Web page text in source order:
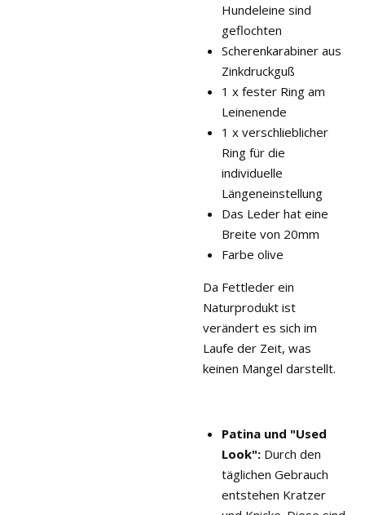
Hundeleine sind
geflochten
Scherenkarabiner aus
Zinkdruckguß
1 x fester Ring am
Leinenende
1 x verschlieblicher
Ring für die
individuelle
Längeneinstellung
Das Leder hat eine
Breite von 20mm
Farbe olive
Da Fettleder ein
Naturprodukt ist
verändert es sich im
Laufe der Zeit, was
keinen Mangel darstellt.
Patina und "Used
Look":Durch den
täglichen Gebrauch
entstehen Kratzer